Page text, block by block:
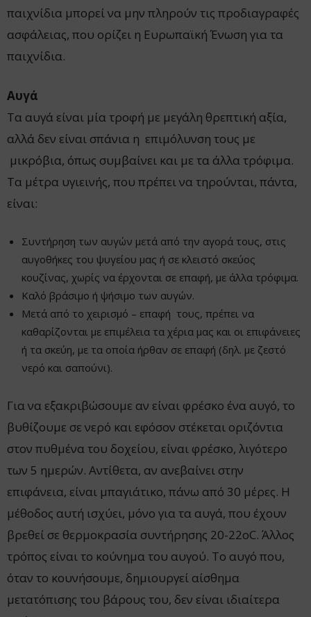
παιχνίδια μπορεί να μην πληρούν τις προδιαγραφές
ασφάλειας, που ορίζει η Ευρωπαϊκή Ένωση για τα
παιχνίδια.
Αυγά
Τα αυγά είναι μία τροφή με μεγάλη θρεπτική αξία,
αλλά δεν είναι σπάνια η επιμόλυνση τους με
μικρόβια, όπως συμβαίνει και με τα άλλα τρόφιμα.
Τα μέτρα υγιεινής, που πρέπει να τηρούνται, πάντα,
είναι:
Συντήρηση των αυγών μετά από την αγορά τους, στις
αυγοθήκες του ψυγείου μας ή σε κλειστό σκεύος
κουζίνας, χωρίς να έρχονται σε επαφή, με άλλα τρόφιμα.
Καλό βράσιμο ή ψήσιμο των αυγών.
Μετά από το χειρισμό – επαφή τους, πρέπει να
καθαρίζονται με επιμέλεια τα χέρια μας και οι επιφάνειες
ή τα σκεύη, με τα οποία ήρθαν σε επαφή (δηλ. με ζεστό
νερό και σαπούνι).
Για να εξακριβώσουμε αν είναι φρέσκο ένα αυγό, το
βυθίζουμε σε νερό και εφόσον στέκεται οριζόντια
στον πυθμένα του δοχείου, είναι φρέσκο, λιγότερο
των 5 ημερών. Αντίθετα, αν ανεβαίνει στην
επιφάνεια, είναι μπαγιάτικο, πάνω από 30 μέρες. Η
μέθοδος αυτή ισχύει, μόνο για τα αυγά, που έχουν
βρεθεί σε θερμοκρασία συντήρησης 20-22oC. Άλλος
τρόπος είναι το κούνημα του αυγού. Το αυγό που,
όταν το κουνήσουμε, δημιουργεί αίσθημα
μετατόπισης του βάρους του, δεν είναι ιδιαίτερα